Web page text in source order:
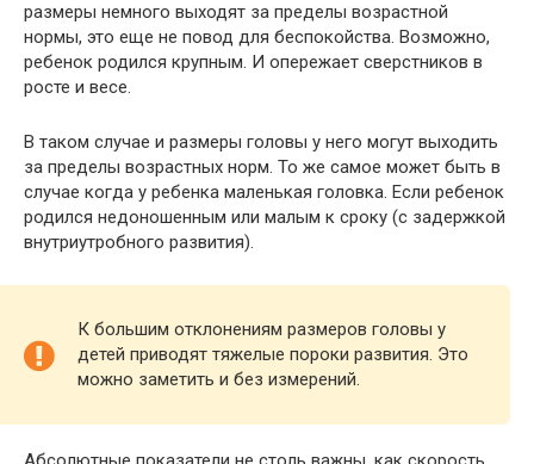
размеры немного выходят за пределы возрастной
нормы, это еще не повод для беспокойства. Возможно,
ребенок родился крупным. И опережает сверстников в
росте и весе.
В таком случае и размеры головы у него могут выходить
за пределы возрастных норм. То же самое может быть в
случае когда у ребенка маленькая головка. Если ребенок
родился недоношенным или малым к сроку (с задержкой
внутриутробного развития).
К большим отклонениям размеров головы у
детей приводят тяжелые пороки развития. Это
можно заметить и без измерений.